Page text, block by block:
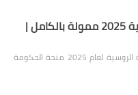
منحة الحكومة الروسية 2025 ممولة بالكامل |
منحة الحكومة الروسية 2025 منحة الحكومة الروسية لعام 2025 منحة الحكومة